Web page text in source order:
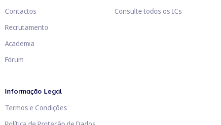
Contactos
Recrutamento
Academia
Fórum
Consulte todos os ICs
Informação Legal
Termos e Condições